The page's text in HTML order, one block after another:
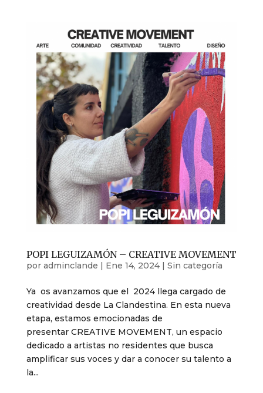
POPI LEGUIZAMÓN – CREATIVE MOVEMENT
por adminclande | Ene 14, 2024| Sin categoría
Ya os avanzamos que el 2024 llega cargado de
creatividad desde La Clandestina. En esta nueva
etapa, estamos emocionadas de
presentar CREATIVE MOVEMENT, un espacio
dedicado a artistas no residentes que busca
amplificar sus voces y dar a conocer su talento a
la...